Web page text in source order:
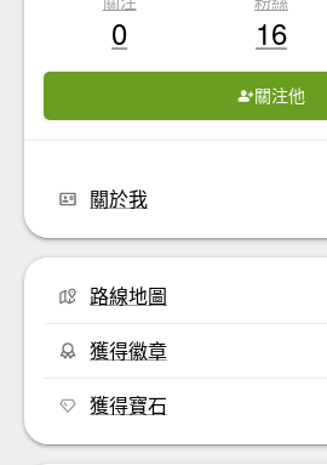
0 16
關注他
關於我
路線地圖
獲得徽章
獲得寶石